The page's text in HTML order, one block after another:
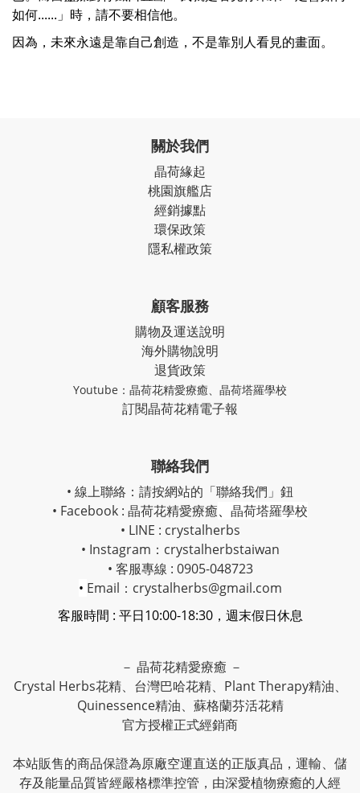
如何......」時，請不要相信他。
因為，未來永遠是靠自己創造，不是靠別人看見的畫面。
關於我們
晶荷緣起
桃園旗艦店
經銷據點
環保政策
隱私權政策
顧客服務
購物及運送說明
海外購物說明
退貨政策
Youtube： 晶荷花精愛療癒、 晶荷塔羅學校
訂閱晶荷花精電子報
聯絡我們
• 線上聯絡：請按網站的「聯絡我們」鈕
• Facebook : 晶荷花精愛療癒、 晶荷塔羅學校
• LINE : crystalherbs
• Instagram： crystalherbstaiwan
• 客服專線 : 0905-048723
• Email：crystalherbs@gmail.com
客服時間 : 平日10:00-18:30，週末假日休息
－ 晶荷花精愛療癒 －
Crystal Herbs花精、台灣巴哈花精、Plant Therapy精油、
Quinessence精油、蘇格蘭芬活花精
官方授權正式經銷商
本站販售的商品保證為原廠空運直送的正版真品，運輸、儲
存及能量品質皆經嚴格標準控管，由深愛植物療癒的人經